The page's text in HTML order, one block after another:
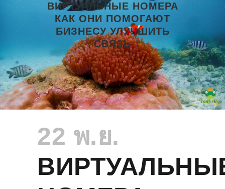
ВИРТУАЛЬНЫЕ НОМЕРА
КАК ОНИ ПОМОГАЮТ
БИЗНЕСУ УЛУЧШИТЬ
СВЯЗЬ
22 พ.ย.